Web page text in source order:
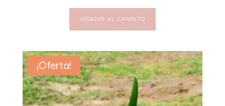
AÑADIR AL CARRITO
¡Oferta!